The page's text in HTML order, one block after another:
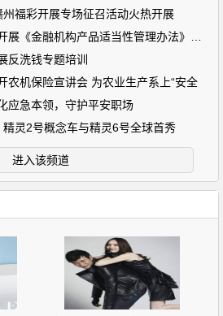
福彩开展专场征召活动火热开展
反洗钱专题培训
农机保险宣讲会 为农业生产系上“安全
应急本领，守护平安职场
灵2号概念车与精灵6号全球首秀
进入该频道